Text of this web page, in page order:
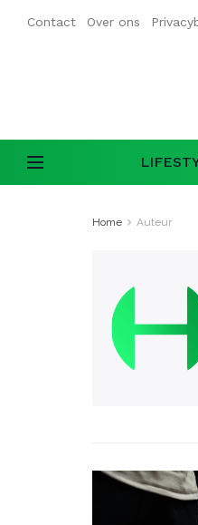
Contact Over ons
Home Auteur